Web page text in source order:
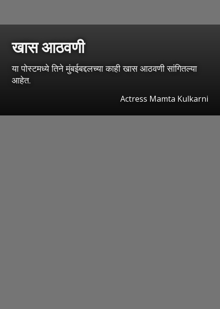
खास आठवणी
या पोस्टमध्ये तिने मुंबईबद्दलच्या काही खास आठवणी सांगितल्या
आहेत.
Actress Mamta Kulkarni